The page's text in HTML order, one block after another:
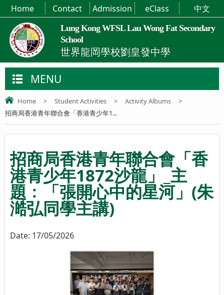
Lung Kong WFSL Lau Wong Fat Secondary
School
世界龍岡學校劉皇發中學
Home Contact Admission eClass 中文
MENU
Home > Student Activities > Activity Albums
>
招商局香港青年聯合會「香港青少年1...
招商局香港青年聯合會「香
港青少年1872沙龍」_主
題﹕「張開心中的星河」(朱
澔弘同學主講)
Date: 17/05/2026